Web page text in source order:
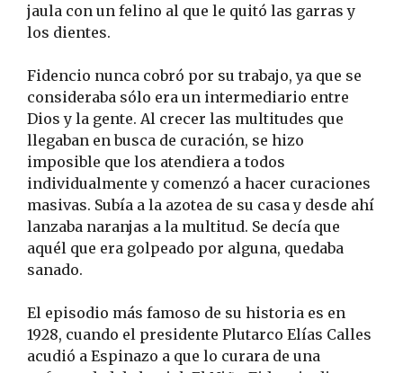
jaula con un felino al que le quitó las garras y
los dientes.
Fidencio nunca cobró por su trabajo, ya que se
consideraba sólo era un intermediario entre
Dios y la gente. Al crecer las multitudes que
llegaban en busca de curación, se hizo
imposible que los atendiera a todos
individualmente y comenzó a hacer curaciones
masivas. Subía a la azotea de su casa y desde ahí
lanzaba naranjas a la multitud. Se decía que
aquél que era golpeado por alguna, quedaba
sanado.
El episodio más famoso de su historia es en
1928, cuando el presidente Plutarco Elías Calles
acudió a Espinazo a que lo curara de una